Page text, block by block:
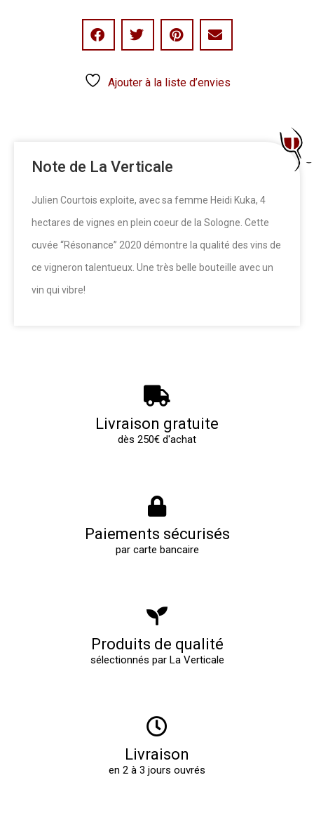
Ajouter à la liste d’envies
Note de La Verticale
Julien Courtois exploite, avec sa femme Heidi Kuka, 4
hectares de vignes en plein coeur de la Sologne. Cette
cuvée “Résonance” 2020 démontre la qualité des vins de
ce vigneron talentueux. Une très belle bouteille avec un
vin qui vibre!
Livraison gratuite
dès 250€ d'achat
Paiements sécurisés
par carte bancaire
Produits de qualité
sélectionnés par La Verticale
Livraison
en 2 à 3 jours ouvrés